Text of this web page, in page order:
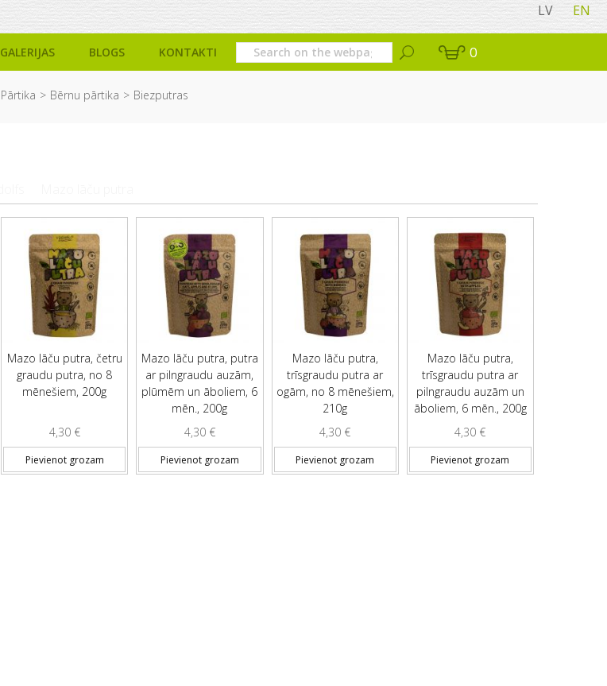
LV EN
GALERIJAS BLOGS KONTAKTI 0
Pārtika Bērnu pārtika Biezputras
Mazo lāču putra, četru
graudu putra, no 8
mēnešiem, 200g
4,30 €
Pievienot grozam
Mazo lāču putra, putra
ar pilngraudu auzām,
plūmēm un āboliem, 6
mēn., 200g
4,30 €
Pievienot grozam
Mazo lāču putra,
trīsgraudu putra ar
ogām, no 8 mēnešiem,
210g
4,30 €
Pievienot grozam
Mazo lāču putra,
trīsgraudu putra ar
pilngraudu auzām un
āboliem, 6 mēn., 200g
4,30 €
Pievienot grozam